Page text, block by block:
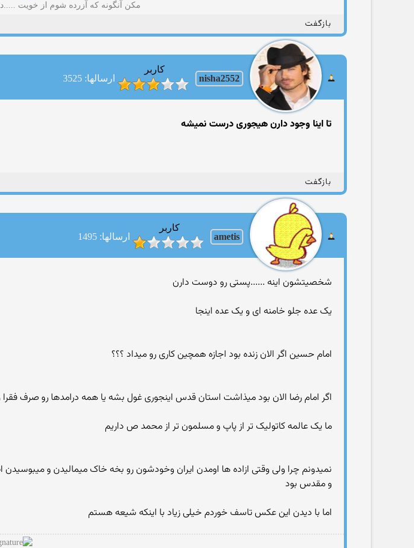
مکن آنگونه که آزرده شوم از خویت
بازگفت
nisha2552
کاربر
ارسالها: 3525
تا اینا وجود دارن هیجوری درست نمیشه
بازگفت
ametis
کاربر
ارسالها: 1495
شخصیتشون اینه ......پستی رو دوست دارن
یک عده جلو خامنه ای و یک عده اینجا
امام حسین اگر الان زنده بود اجازه همچین کاری رو میداد ؟؟؟
اگر امام رضا الان بود میذاشت استان قدس اینجوری غول بشه یا همه درامدها رو صرف فقرا
ما یک عالمه کاتولیک تر از پاپ و مسلمون تر از محمد ص داریم
نمیدونم چرا ولی وقتی ازاده ها اومدن ایران وخودشون رو بخه خاک میمالیدن و
و مقدس بود
اما با دیدن این عکس تاسف خوردم خیلی زیاد با اینکه شیعه هستم